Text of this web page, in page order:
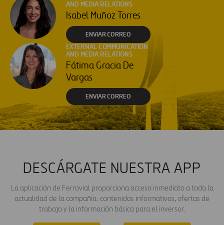
AND MEDIA RELATIONS
Isabel Muñoz Torres
ENVIAR CORREO
EXTERNAL COMMUNICATION
AND MEDIA RELATIONS
Fátima Gracia De
Vargas
ENVIAR CORREO
DESCÁRGATE NUESTRA APP
La aplicación de Ferrovial proporciona acceso inmediato a toda la
actualidad de la compañía: contenidos informativos, ofertas de
trabajo y la información básica para el inversor.